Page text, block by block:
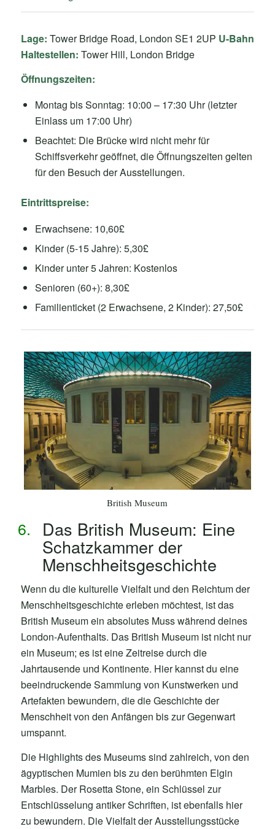
Lage: Tower Bridge Road, London SE1 2UP U-Bahn
Haltestellen: Tower Hill, London Bridge
Öffnungszeiten:
Montag bis Sonntag: 10:00 – 17:30 Uhr (letzter
Einlass um 17:00 Uhr)
Beachtet: Die Brücke wird nicht mehr für
Schiffsverkehr geöffnet, die Öffnungszeiten gelten
für den Besuch der Ausstellungen.
Eintrittspreise:
Erwachsene: 10,60£
Kinder (5-15 Jahre): 5,30£
Kinder unter 5 Jahren: Kostenlos
Senioren (60+): 8,30£
Familienticket (2 Erwachsene, 2 Kinder): 27,50£
British Museum
Das British Museum: Eine
Schatzkammer der
Menschheitsgeschichte
Wenn du die kulturelle Vielfalt und den Reichtum der
Menschheitsgeschichte erleben möchtest, ist das
British Museum ein absolutes Muss während deines
London-Aufenthalts. Das British Museum ist nicht nur
ein Museum; es ist eine Zeitreise durch die
Jahrtausende und Kontinente. Hier kannst du eine
beeindruckende Sammlung von Kunstwerken und
Artefakten bewundern, die die Geschichte der
Menschheit von den Anfängen bis zur Gegenwart
umspannt.
Die Highlights des Museums sind zahlreich, von den
ägyptischen Mumien bis zu den berühmten Elgin
Marbles. Der Rosetta Stone, ein Schlüssel zur
Entschlüsselung antiker Schriften, ist ebenfalls hier
zu bewundern. Die Vielfalt der Ausstellungsstücke